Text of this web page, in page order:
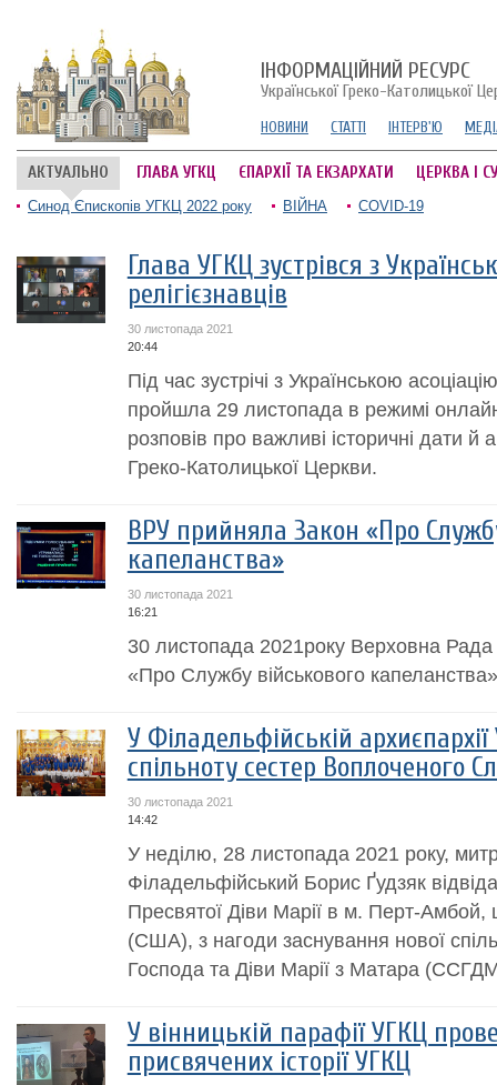
ІНФОРМАЦІЙНИЙ РЕСУРС
Української Греко-Католицької
НОВИНИ СТАТТІ ІНТЕРВ'Ю
АКТУАЛЬНО ГЛАВА УГКЦ ЄПАРХІЇ ТА ЕКЗАРХАТИ ЦЕРКВА І
Синод Єпископів УГКЦ 2022 року ВІЙНА COVID-19
Глава УГКЦ зустрівся з
релігієзнавців
30 листопада 2021
20:44
Під час зустрічі з Українською
пройшла 29 листопада в режимі
розповів про важливі історичні дати й
Греко-Католицької Церкви.
ВРУ прийняла Закон «Про
капеланства»
30 листопада 2021
16:21
30 листопада 2021року Верховна
«Про Службу військового
У Філадельфійській
спільноту сестер Воплоченого
30 листопада 2021
14:42
У неділю, 28 листопада 2021 року,
Філадельфійський Борис Ґудзяк
Пресвятої Діви Марії в м. Перт-
(США), з нагоди заснування нової
Господа та Діви Марії з Матара
У вінницькій парафії УГКЦ
присвячених історії УГКЦ